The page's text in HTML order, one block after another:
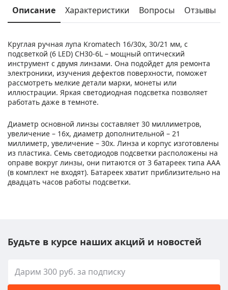
Описание Характеристики Вопросы Отзывы
Круглая ручная лупа Kromatech 16/30х, 30/21 мм, с
подсветкой (6 LED) CH30-6L – мощный оптический
инструмент с двумя линзами. Она подойдет для ремонта
электроники, изучения дефектов поверхности, поможет
рассмотреть мелкие детали марки, монеты или
иллюстрации. Яркая светодиодная подсветка позволяет
работать даже в темноте.
Диаметр основной линзы составляет 30 миллиметров,
увеличение – 16x, диаметр дополнительной – 21
миллиметр, увеличение – 30x. Линза и корпус изготовлены
из пластика. Семь светодиодов подсветки расположены на
оправе вокруг линзы, они питаются от 3 батареек типа ААА
(в комплект не входят). Батареек хватит приблизительно на
двадцать часов работы подсветки.
Будьте в курсе наших акций и новостей